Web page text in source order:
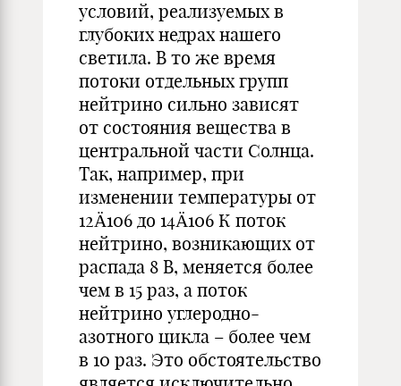
условий, реализуемых в
глубоких недрах нашего
светила. В то же время
потоки отдельных групп
нейтрино сильно зависят
от состояния вещества в
центральной части Солнца.
Так, например, при
изменении температуры от
12Ä106 до 14Ä106 К поток
нейтрино, возникающих от
распада 8 В, меняется более
чем в 15 раз, а поток
нейтрино углеродно-
азотного цикла – более чем
в 10 раз. Это обстоятельство